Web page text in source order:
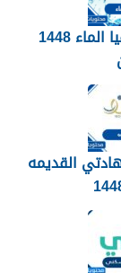
حجز موعد سقيا الماء 1448
القديمه